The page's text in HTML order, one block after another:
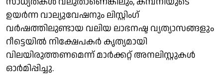
ഉയർന്ന വാല്യുവേഷനും ലിസ്റ്റിംഗ്
വർഷത്തിലുണ്ടായ വലിയ ലാഭനഷ്ട വ്യത്യാസങ്ങളും
റീട്ടെയിൽ നിക്ഷേപകർ കൃത്യമായി
വിലയിരുത്തണമെന്ന് മാർക്കറ്റ് അനലി​സ്റ്റുകൾ
ഓർമിപ്പിച്ചു.